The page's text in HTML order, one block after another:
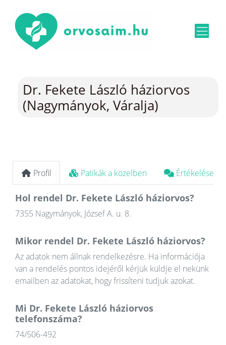
Dr. Fekete László háziorvos
(Nagymányok, Váralja)
Profil Patikák a közelben Értékelések
Hol rendel Dr. Fekete László háziorvos?
7355 Nagymányok, József A. u. 8.
Mikor rendel Dr. Fekete László háziorvos?
Az adatok nem állnak rendelkezésre. Ha információja
van a rendelés pontos idejéről kérjük küldje el nekünk
emailben az adatokat, hogy frissíteni tudjuk azokat.
Mi Dr. Fekete László háziorvos
telefonszáma?
74/506-492